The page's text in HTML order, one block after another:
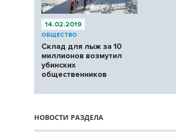
14.02.2019
ОБЩЕСТВО
Склад для лыж за 10
миллионов возмутил
убинских
общественников
НОВОСТИ РАЗДЕЛА